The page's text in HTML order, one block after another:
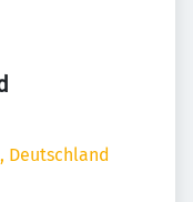
Deutschland